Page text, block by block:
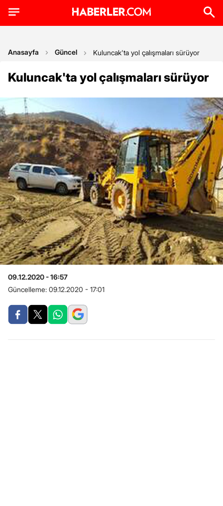
Anasayfa Güncel Kuluncak'ta yol çalışmaları sürüyor
Kuluncak'ta yol çalışmaları sürüyor
09.12.2020 - 16:57
Güncelleme: 09.12.2020 - 17:01